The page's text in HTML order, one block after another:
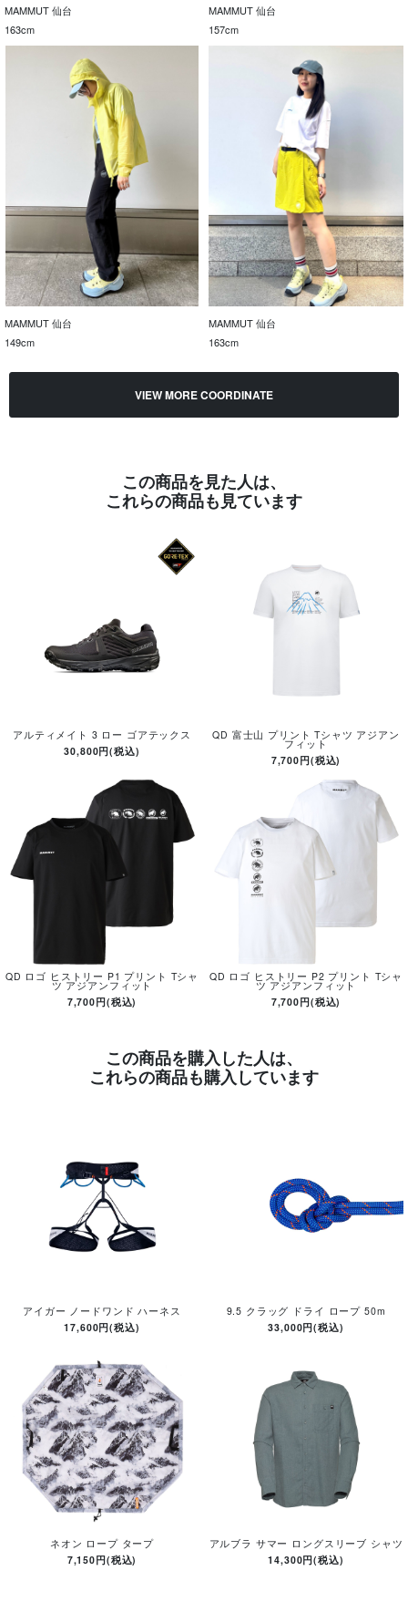
MAMMUT 仙台
163cm
MAMMUT 仙台
157cm
MAMMUT 仙台
149cm
MAMMUT 仙台
163cm
VIEW MORE COORDINATE
この商品を見た人は、
これらの商品も見ています
アルティメイト 3 ロー ゴアテックス
30,800円(税込)
QD 富士山 プリント Tシャツ アジアン
フィット
7,700円(税込)
QD ロゴ ヒストリー P1 プリント Tシャ
ツ アジアンフィット
7,700円(税込)
QD ロゴ ヒストリー P2 プリント Tシャ
ツ アジアンフィット
7,700円(税込)
この商品を購入した人は、
これらの商品も購入しています
アイガー ノードワンド ハーネス
17,600円(税込)
9.5 クラッグ ドライ ロープ 50m
33,000円(税込)
ネオン ロープ タープ
7,150円(税込)
アルブラ サマー ロングスリーブ シャツ
14,300円(税込)